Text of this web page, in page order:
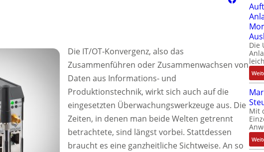
Die IT/OT-Konvergenz, also das
Zusammenführen oder Zusammenwachsen von
Daten aus Informations- und
Produktionstechnik, wirkt sich auch auf die
eingesetzten Überwachungswerkzeuge aus. Die
Zeiten, in denen man beide Welten getrennt
betrachtete, sind längst vorbei. Stattdessen
braucht es eine ganzheitliche Sichtweise. An so
Die
Mit